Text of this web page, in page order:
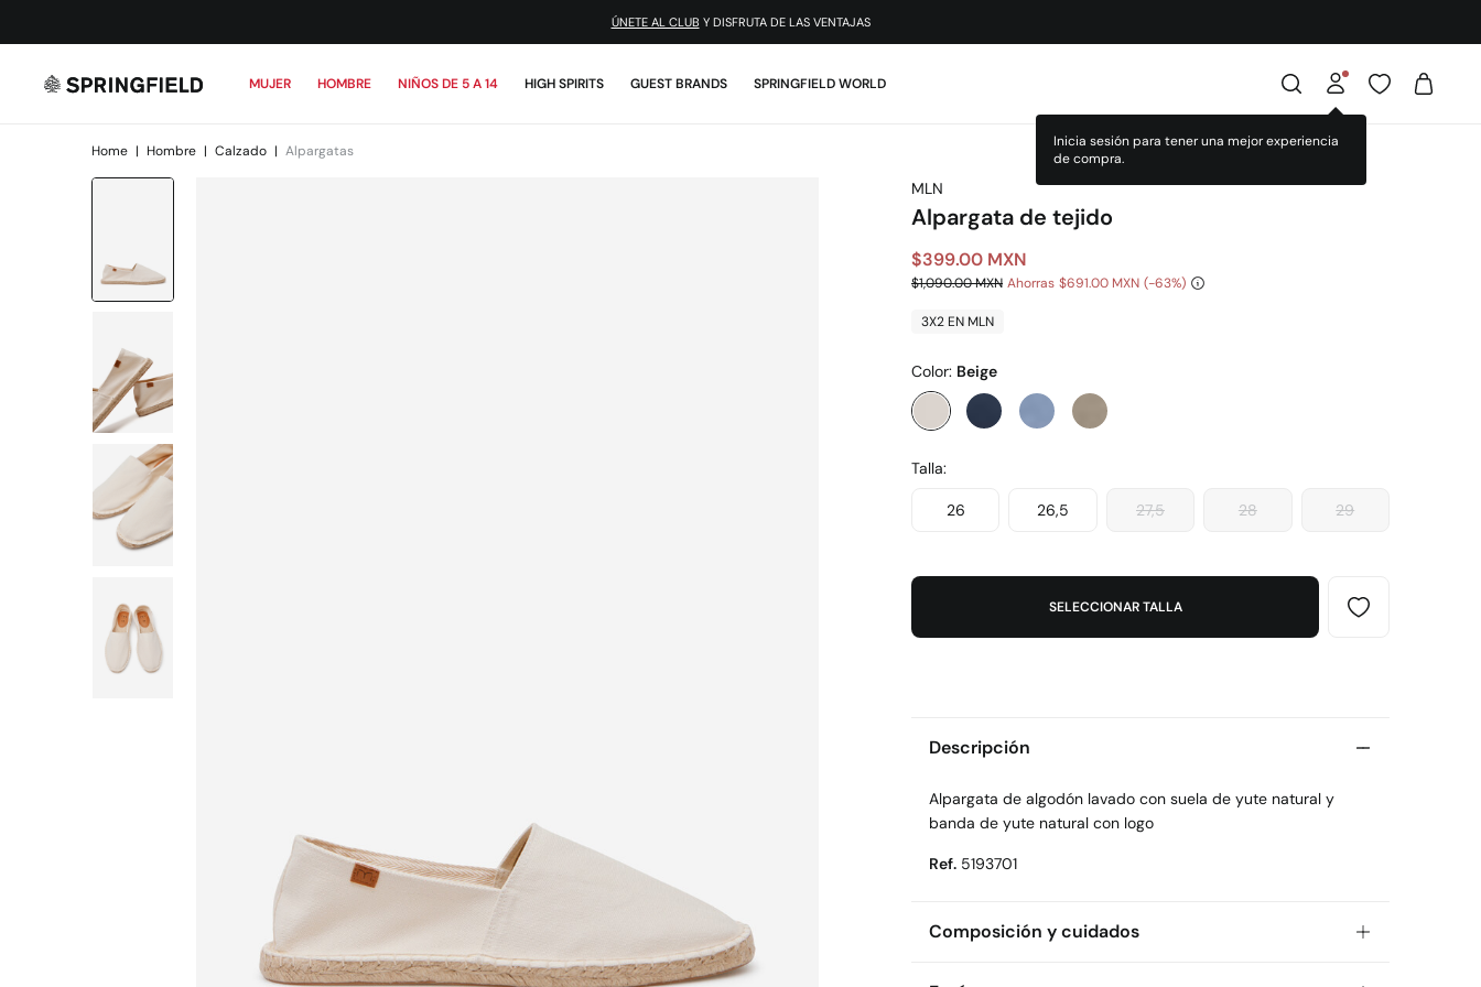
¡DESCARGA LA APP!
MUJER HOMBRE NIÑOS DE 5 A 14 HIGH SPIRITS GUEST BRANDS SPRINGFIELD WORLD
Inicia sesión para tener una mejor experiencia
de compra.
Home | Hombre | Calzado | Alpargatas
MLN
Alpargata de tejido
$399.00 MXN
$1,090.00 MXN Ahorras $691.00 MXN 63
3X2 EN MLN
Color: Beige
Talla:
26 26,5 27,5 28 29
SELECCIONAR TALLA
Descripción
Alpargata de algodón lavado con suela de yute natural y
banda de yute natural con logo
Ref. 5193701
Composición y cuidados
Composición